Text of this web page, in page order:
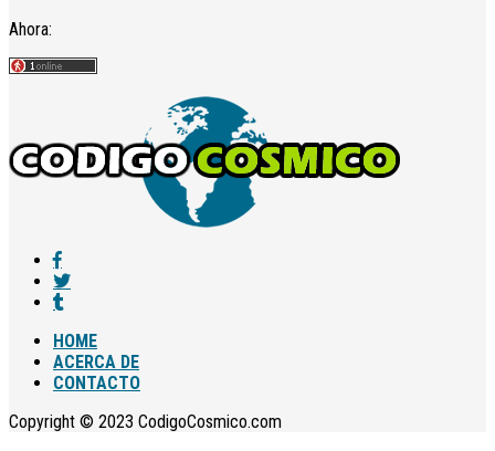
Ahora:
HOME
ACERCA DE
CONTACTO
Copyright © 2023 CodigoCosmico.com